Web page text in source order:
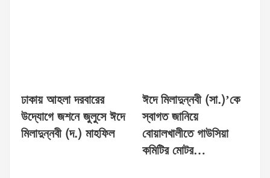
ঢাকায় আহলা দরবারের
উদ্যোগে জশনে জুলুসে ঈদে
মিলাদুন্নবী (দ.) মাহফিল
ঈদে মিলাদুন্নবী (সা.)’কে
স্বাগত জানিয়ে
বোয়ালখালীতে গাউসিয়া
কমিটির মোটর…